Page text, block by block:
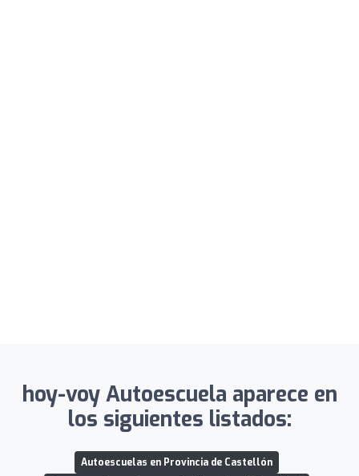
hoy-voy Autoescuela aparece en
los siguientes listados:
Autoescuelas en Provincia de Castellón